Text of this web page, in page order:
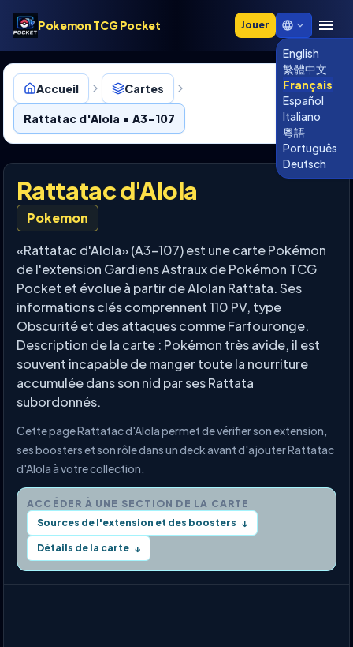
Pokemon TCG Pocket Jouer
English
繁體中文
Français
Español
Italiano
粵語
Português
Deutsch
Accueil Cartes
Rattatac d'Alola • A3-107
Rattatac d'Alola
Pokemon
«Rattatac d'Alola» (A3-107) est une carte Pokémon
de l'extension Gardiens Astraux de Pokémon TCG
Pocket et évolue à partir de Alolan Rattata. Ses
informations clés comprennent 110 PV, type
Obscurité et des attaques comme Farfouronge.
Description de la carte : Pokémon très avide, il est
souvent incapable de manger toute la nourriture
accumulée dans son nid par ses Rattata
subordonnés.
Cette page Rattatac d'Alola permet de vérifier son extension,
ses boosters et son rôle dans un deck avant d'ajouter Rattatac
d'Alola à votre collection.
ACCÉDER À UNE SECTION DE LA CARTE
Sources de l'extension et des boosters ↓
Détails de la carte ↓